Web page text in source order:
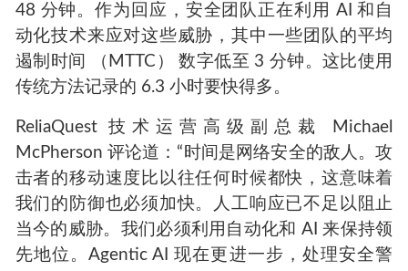
48 分钟。作为回应，安全团队正在利用 AI 和自
动化技术来应对这些威胁，其中一些团队的平均
遏制时间 （MTTC） 数字低至 3 分钟。这比使用
传统方法记录的 6.3 小时要快得多。
ReliaQuest 技术运营高级副总裁 Michael
McPherson 评论道：“时间是网络安全的敌人。攻
击者的移动速度比以往任何时候都快，这意味着
我们的防御也必须加快。人工响应已不足以阻止
当今的威胁。我们必须利用自动化和 AI 来保持领
先地位。Agentic AI 现在更进一步，处理安全警